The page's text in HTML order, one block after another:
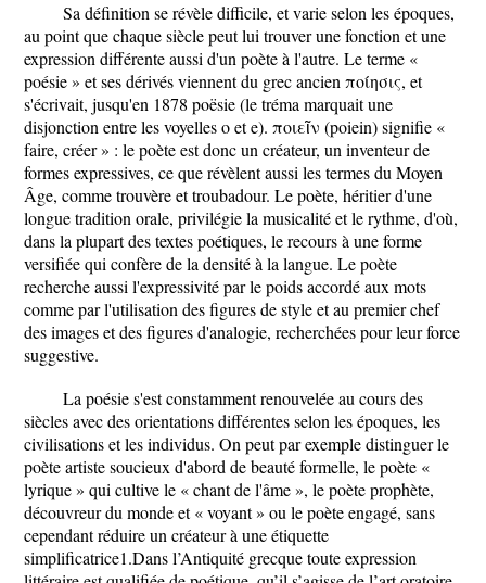
Sa définition se révèle difficile, et varie selon les époques,
au point que chaque siècle peut lui trouver une fonction et une
expression différente aussi d'un poète à l'autre. Le terme «
poésie » et ses dérivés viennent du grec ancien ποίησις, et
s'écrivait, jusqu'en 1878 poësie (le tréma marquait une
disjonction entre les voyelles o et e). ποιεῖν (poiein) signifie «
faire, créer » : le poète est donc un créateur, un inventeur de
formes expressives, ce que révèlent aussi les termes du Moyen
Âge, comme trouvère et troubadour. Le poète, héritier d'une
longue tradition orale, privilégie la musicalité et le rythme, d'où,
dans la plupart des textes poétiques, le recours à une forme
versifiée qui confère de la densité à la langue. Le poète
recherche aussi l'expressivité par le poids accordé aux mots
comme par l'utilisation des figures de style et au premier chef
des images et des figures d'analogie, recherchées pour leur force
suggestive.
La poésie s'est constamment renouvelée au cours des
siècles avec des orientations différentes selon les époques, les
civilisations et les individus. On peut par exemple distinguer le
poète artiste soucieux d'abord de beauté formelle, le poète «
lyrique » qui cultive le « chant de l'âme », le poète prophète,
découvreur du monde et « voyant » ou le poète engagé, sans
cependant réduire un créateur à une étiquette
simplificatrice1.Dans l’Antiquité grecque toute expression